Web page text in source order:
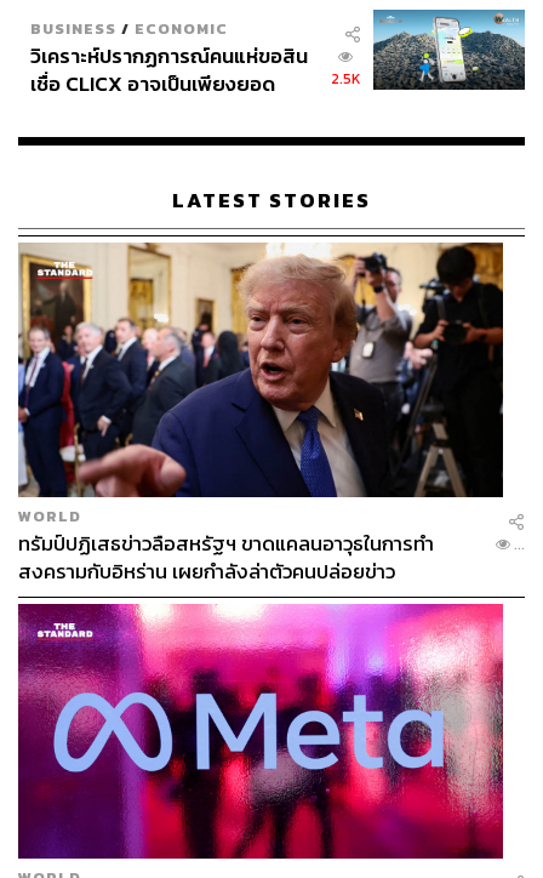
มา แม้จะมีแนวคิดแบ่งกลุ่ม สส. ของพรรคแยกตามประเด็นที่
ติดตามการทำงานของรัฐบาลแต่ละด้าน แต่ก็ไม่เคยมีการใช้
คำว่า ‘ครม. เงา’ อย่างเป็นทางการ จนกระทั่งล่าสุดในการ
การจับตากันว่า การจัดตั้ง ครม. เงาสีส้ม จะเกิดขึ้นจริงหรือ
อ้างอิงจากคำอธิบายของวีระยุทธ กาญจน์ชูฉัตรสส. แบบ
บัญชีรายชื่อ รองหัวหน้าพรรคประชาชน ระบุว่า จะแบ่งการ
ทำงานออกเป็น 4 ด้าน คือ ด้านความมั่นคง, เศรษฐกิจ,
คุณภาพชีวิต และการปฏิรูปรัฐและกฎหมาย ซึ่งจะเชื่อมทุก
องคาพยพของพรรค โดยมองว่าการแบ่งรูปแบบนี้จะเป็น
ประโยชน์กว่าการแยกเป็นรายกระทรวงแบบตายตัว
“ครม. เงา ของเราจะมีการประชุมเป็นรายสัปดาห์ และอยาก
ให้ประชาชนรู้สึกว่า ประเทศไทยดีกว่านี้ได้ ไม่อยากให้คน
หมดความคาดหวังกับการเมืองและเศรษฐกิจไทย อยากเสนอ
ว่าหากเราเป็นรัฐบาล เราจะนำเสนอสิ่งที่ดีกว่าสำหรับ
ประเทศไทยอย่างไรในรายสัปดาห์” วีระยุทธกล่าว
กล่าวคือ ครม. เงาสีส้ม อาจไม่ได้เป็นรูปแบบเดียวกันกับ ครม.
จริง ที่มีฝ่ายค้านประกบรัฐมนตรีแบบตัวต่อตัว แต่จะเป็นการ
จัดตั้งรัฐบาลแบบพรรคประชาชนมาคู่ขนาน ตามแนวคิดที่
เคยนำเสนอไว้ในช่วงหาเสียง จึงอาจมีความเป็น ‘รัฐบาลทาง
เลือก’ ให้ประชาชนเห็นว่ามีวิธีจัดการบริหารแบบอื่นที่ดีกว่า
หรือไม่ มากกว่ามุ่งการตรวจสอบหรือจับผิดรัฐมนตรี
กระทรวงต่างๆ อย่างลงลึก
ทำให้อดลุ้นไม่ได้ว่า หากพรรคประชาชนจะเดินหน้าต่อด้วย
BUSINESS / ECONOMIC
วิเคราะห์ปรากฏการณ์คนแห่ขอสิน
เชื่อ CLICX อาจเป็นเพียงยอด
เรือนไทยที่ถูกซุกไว้
2.5K
LATEST STORIES
WORLD
ทรัมป์ปฏิเสธข่าวลือสหรัฐฯ ขาดแคลนอาวุธในการทำ
สงครามกับอิหร่าน เผยกำลังล่าตัวคนปล่อยข่าว
...